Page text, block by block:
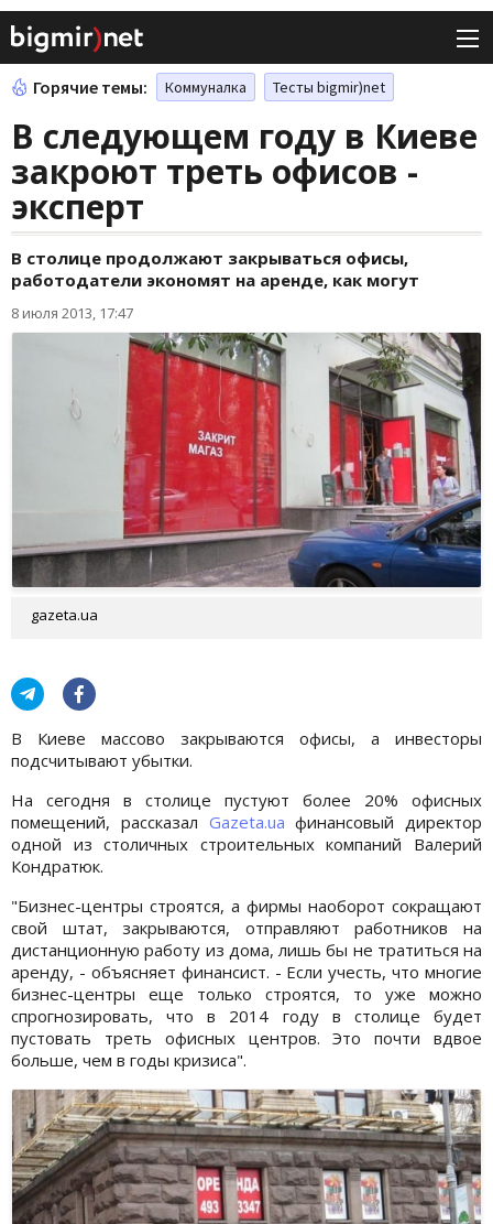
Горячие темы: Коммуналка Тесты bigmir)net
В следующем году в Киеве
закроют треть офисов -
эксперт
В столице продолжают закрываться офисы,
работодатели экономят на аренде, как могут
8 июля 2013, 17:47
gazeta.ua
В Киеве массово закрываются офисы, а инвесторы
подсчитывают убытки.
На сегодня в столице пустуют более 20% офисных
помещений, рассказал Gazeta.ua финансовый директор
одной из столичных строительных компаний Валерий
Кондратюк.
"Бизнес-центры строятся, а фирмы наоборот сокращают
свой штат, закрываются, отправляют работников на
дистанционную работу из дома, лишь бы не тратиться на
аренду, - объясняет финансист. - Если учесть, что многие
бизнес-центры еще только строятся, то уже можно
спрогнозировать, что в 2014 году в столице будет
пустовать треть офисных центров. Это почти вдвое
больше, чем в годы кризиса".